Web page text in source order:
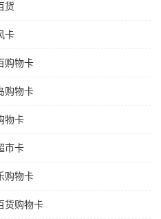
货
卡
购物卡
购物卡
物卡
市卡
购物卡
货购物卡